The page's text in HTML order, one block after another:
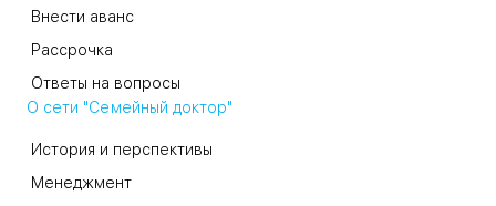
Внести аванс
Рассрочка
Ответы на вопросы
О сети "Семейный доктор"
История и перспективы
Менеджмент